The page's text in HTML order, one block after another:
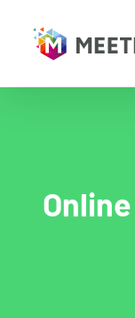
Inhalt
springen